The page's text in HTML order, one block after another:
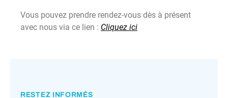
Vous pouvez prendre rendez-vous dès à présent
avec nous via ce lien : Cliquez ici
RESTEZ INFORMÉS